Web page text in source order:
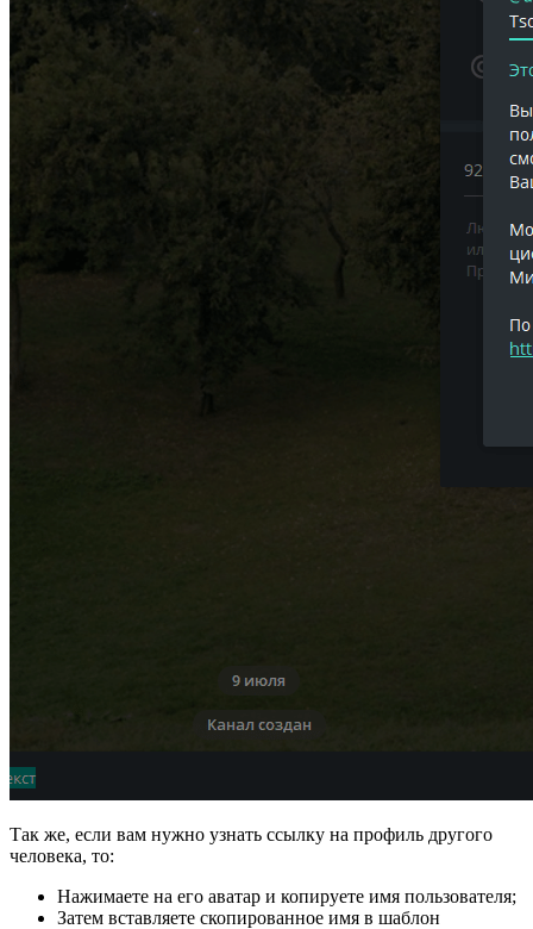
Так же, если вам нужно узнать ссылку на профиль другого
человека, то:
Нажимаете на его аватар и копируете имя пользователя;
Затем вставляете скопированное имя в шаблон